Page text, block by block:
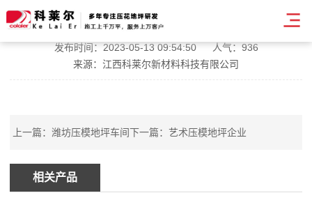
混凝土压模地坪翻新
发布时间：2023-05-13 09:54:50
人气：936
来源：江西科莱尔新材料科技有限公司
上一篇：潍坊压模地坪车间下一篇：艺术压模地坪企业
相关产品